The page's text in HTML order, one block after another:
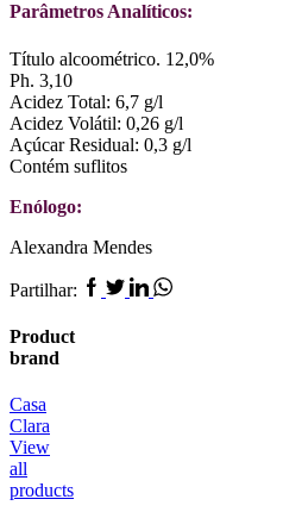
Parâmetros Analíticos:
Título alcoométrico. 12,0%
Ph. 3,10
Acidez Total: 6,7 g/l
Acidez Volátil: 0,26 g/l
Açúcar Residual: 0,3 g/l
Contém suflitos
Enólogo:
Alexandra Mendes
Partilhar: Facebook
TwitterLinkedin
Whatsapp
Product
brand
Casa
Clara
View
all
products